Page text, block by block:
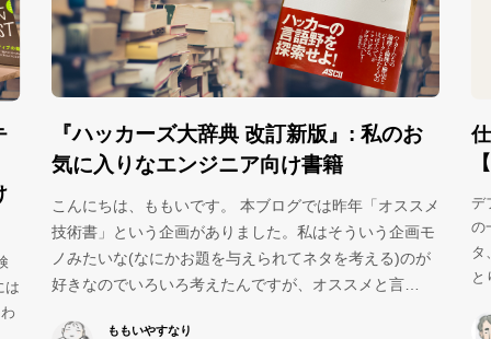
は
『ハッカーズ大辞典 改訂新版』: 私のお
気に入りなエンジニア向け書籍
こんにちは、ももいです。 本ブログでは昨年「オススメ
技術書」という企画がありました。私はそういう企画モ
ノみたいな(なにかお題を与えられてネタを考える)のが
好きなのでいろいろ考えたんですが、オススメと言…
ももいやすなり
デ
の
タ
と